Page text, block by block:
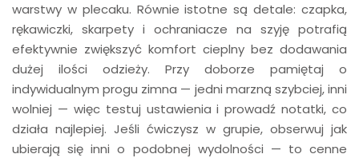
warstwy w plecaku. Równie istotne są detale: czapka,
rękawiczki, skarpety i ochraniacze na szyję potrafią
efektywnie zwiększyć komfort cieplny bez dodawania
dużej ilości odzieży. Przy doborze pamiętaj o
indywidualnym progu zimna — jedni marzną szybciej, inni
wolniej — więc testuj ustawienia i prowadź notatki, co
działa najlepiej. Jeśli ćwiczysz w grupie, obserwuj jak
ubierają się inni o podobnej wydolności — to cenne